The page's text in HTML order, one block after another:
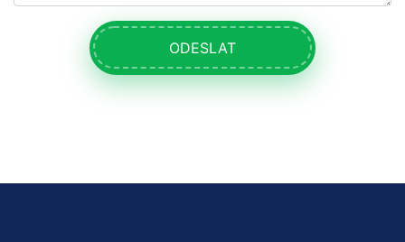
ODESLAT